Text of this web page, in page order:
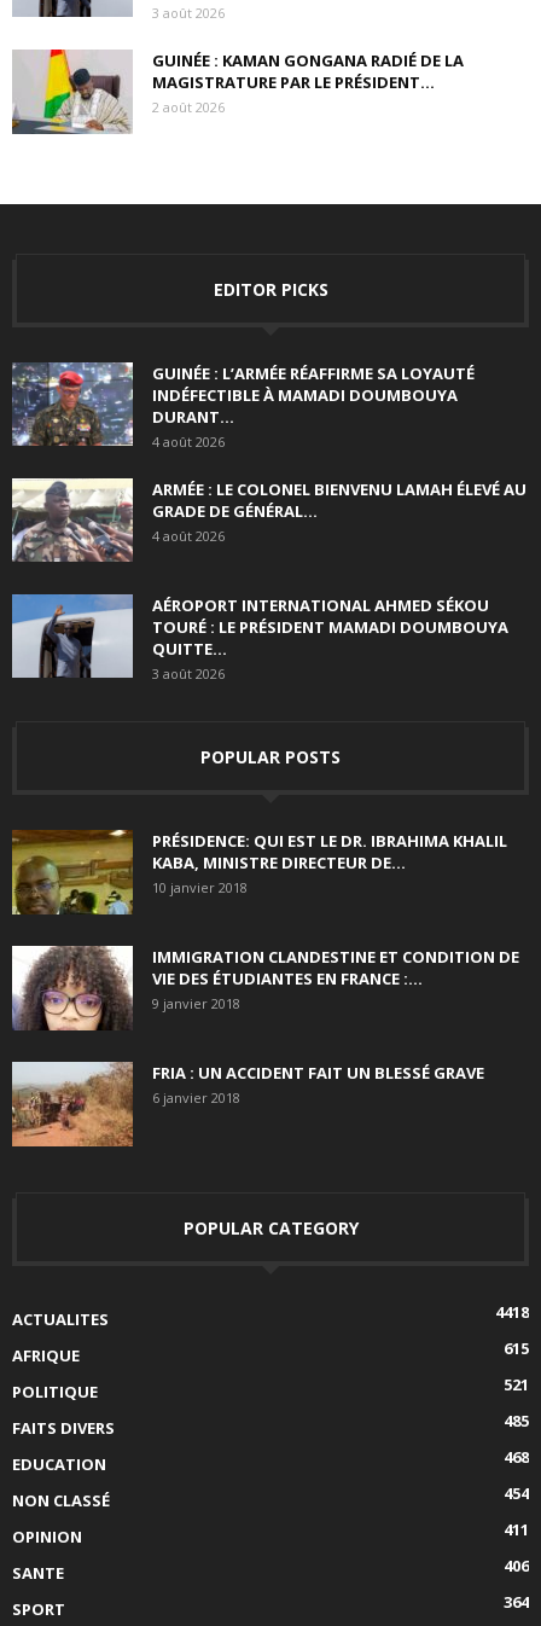
3 août 2026
GUINÉE : KAMAN GONGANA RADIÉ DE LA
MAGISTRATURE PAR LE PRÉSIDENT...
2 août 2026
EDITOR PICKS
GUINÉE : L’ARMÉE RÉAFFIRME SA LOYAUTÉ
INDÉFECTIBLE À MAMADI DOUMBOUYA
DURANT...
4 août 2026
ARMÉE : LE COLONEL BIENVENU LAMAH ÉLEVÉ AU
GRADE DE GÉNÉRAL...
4 août 2026
AÉROPORT INTERNATIONAL AHMED SÉKOU
TOURÉ : LE PRÉSIDENT MAMADI DOUMBOUYA
QUITTE...
3 août 2026
POPULAR POSTS
PRÉSIDENCE: QUI EST LE DR. IBRAHIMA KHALIL
KABA, MINISTRE DIRECTEUR DE...
10 janvier 2018
IMMIGRATION CLANDESTINE ET CONDITION DE
VIE DES ÉTUDIANTES EN FRANCE :...
9 janvier 2018
FRIA : UN ACCIDENT FAIT UN BLESSÉ GRAVE
6 janvier 2018
POPULAR CATEGORY
ACTUALITES
4418
AFRIQUE
615
POLITIQUE
521
FAITS DIVERS
485
EDUCATION
468
NON CLASSÉ
454
OPINION
411
SANTE
406
SPORT
364